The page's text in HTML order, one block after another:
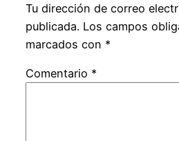
Tu dirección de correo
publicada. Los campos
marcados con *
Comentario *